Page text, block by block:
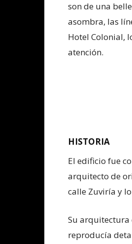
son de una
asombra, las
Hotel Colonial,
atención.
HISTORIA
El edificio fue
arquitecto de
calle Zuviría y
Su arquitectura
reproducía